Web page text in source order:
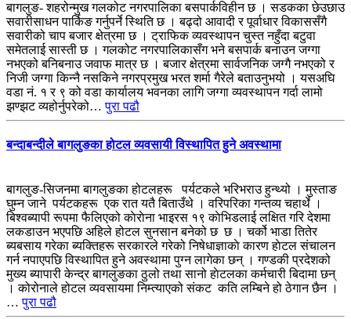
बागलुङ- शहरोन्मुख गलकोट नगरपालिका बसपार्कविहीन छ । सडकका छेउछाउ
सवारीसाधन पार्किङ गर्नुपर्ने स्थिति छ । बढ्दो आवादी र पूर्वाधार विकाससँगै
सवारीको चाप बजार क्षेत्रमा छ । ट्राफिक व्यवस्थापन चुस्त नहुँदा बटुवा
समेतलाई सास्ती छ । गलकोट नगरपालिकासँग भने बसपार्क बनाउन जग्गा
नभएको बनिबनाउ जवाफ मात्र छ । बजार क्षेत्रमा सार्वजनिक जग्गै नभएको र
निजी जग्गा किन्नै नसकिने नगरप्रमुख भरत शर्मा गैरेले बताउनुभयो । यसअघि
वडा नं. १ र ९ को वडा कार्यालय भवनका लागि जग्गा व्यवस्थापन गर्दा लामो
झण्झट व्यहोर्नुपरेको…पुरा पढौ
बन्दाबन्दीले बागलुङका होटल व्यवसायी विस्थापित हुने अवस्थामा
बागलुङ-सिजनमा बागलुङका होटलहरू पर्यटकले भरिभराउ हुन्थ्यो । मुस्ताङ
घुम्न जाने पर्यटकहरू एक रात यतै बिताउँथे । वरिपरिका गन्तव्य चहार्थे ।
बिश्वब्यापी रूपमा फैलिएको काेराेना भाइरस १९ काेभिडलाई लक्षित गरि देशमा
लकडाउन भएपछि अहिले होटल सुनसान बनेको छ छ । चर्को भाडा तितेर
ब्यबसाय गरेका ब्यक्तिहरू सरकारले गरेको निषेधाज्ञाकाे कारण हाेटल संचालन
गर्न नपाएपछि विस्थापित हुने अवस्थामा पुग्न लागेका छन् । गण्डकी प्रदेशको
मुख्य ब्यापारी केन्द्र बागलुङका ठुलो तथा सानो हाेटलका कर्मचारी बिदामा छन्
। कोरोनाले होटल व्यवसायमा निम्त्याएको संकट कति लम्बिने हो ठेगान छैन ।
…पुरा पढौ